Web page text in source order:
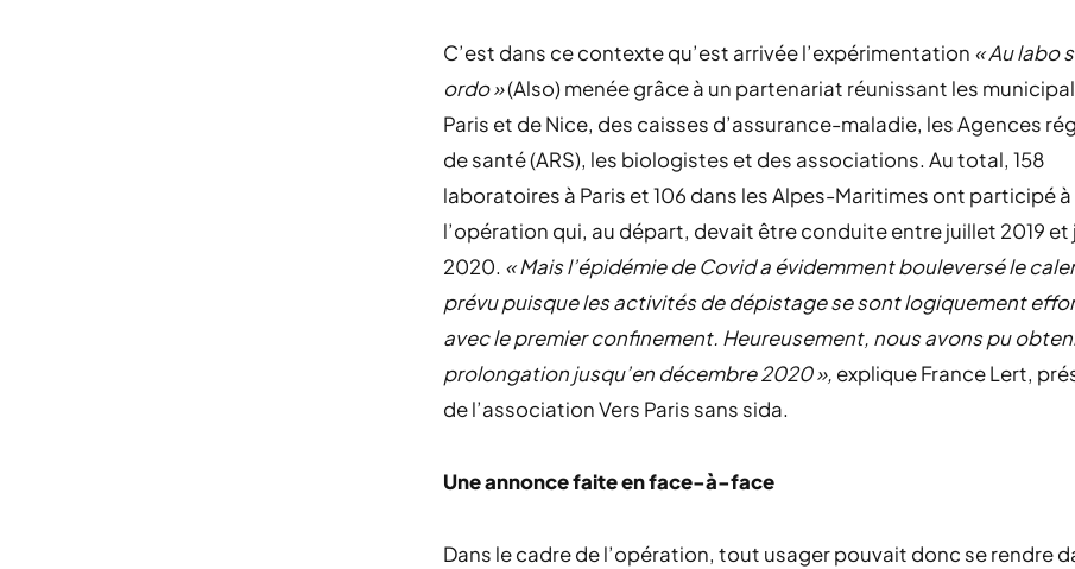
C’est dans ce contexte qu’est arrivée l’expérimentation « Au labo
ordo »(Also) menée grâce à un partenariat réunissant les
Paris et de Nice, des caisses d’assurance-maladie, les Agences
de santé (ARS), les biologistes et des associations. Au total, 158
laboratoires à Paris et 106 dans les Alpes-Maritimes ont participé à
l’opération qui, au départ, devait être conduite entre juillet 2019 et
2020. « Mais l’épidémie de Covid a évidemment bouleversé le
prévu puisque les activités de dépistage se sont logiquement
avec le premier confinement. Heureusement, nous avons pu
prolongation jusqu’en décembre 2020 », explique France Lert,
de l’association Vers Paris sans sida.
Une annonce faite en face-à-face
Dans le cadre de l’opération, tout usager pouvait donc se rendre